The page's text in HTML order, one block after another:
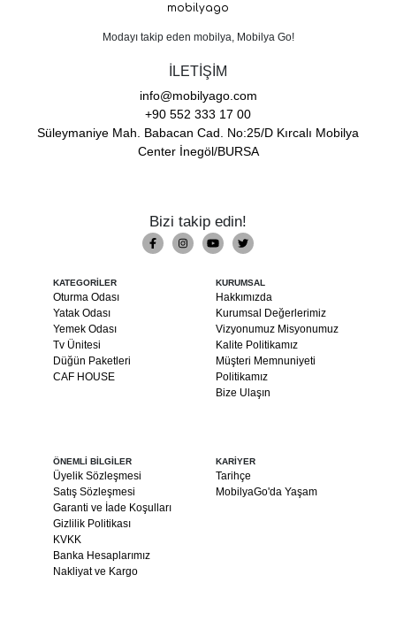
mobilyago
Modayı takip eden mobilya, Mobilya Go!
İLETİŞİM
info@mobilyago.com
+90 552 333 17 00
Süleymaniye Mah. Babacan Cad. No:25/D Kırcalı Mobilya
Center İnegöl/BURSA
Bizi takip edin!
KATEGORİLER
Oturma Odası
Yatak Odası
Yemek Odası
Tv Ünitesi
Düğün Paketleri
CAF HOUSE
KURUMSAL
Hakkımızda
Kurumsal Değerlerimiz
Vizyonumuz Misyonumuz
Kalite Politikamız
Müşteri Memnuniyeti
Politikamız
Bize Ulaşın
ÖNEMLİ BİLGİLER
Üyelik Sözleşmesi
Satış Sözleşmesi
Garanti ve İade Koşulları
Gizlilik Politikası
KVKK
Banka Hesaplarımız
Nakliyat ve Kargo
KARİYER
Tarihçe
MobilyaGo'da Yaşam